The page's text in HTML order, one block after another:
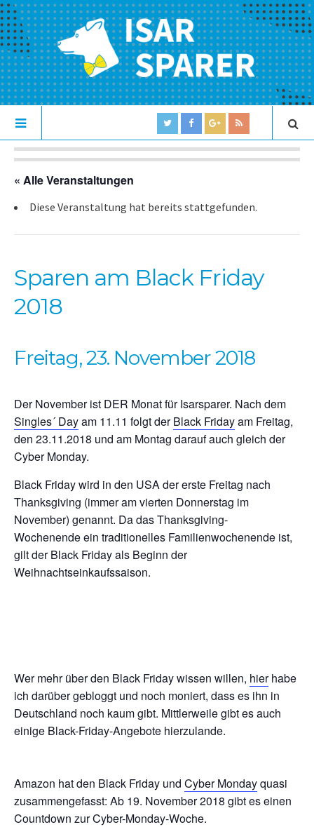
« Alle Veranstaltungen
Diese Veranstaltung hat bereits stattgefunden.
Sparen am Black Friday
2018
Freitag, 23. November 2018
Der November ist DER Monat für Isarsparer. Nach dem
Singles´ Dayam 11.11 folgt derBlack Fridayam Freitag,
den 23.11.2018 und am Montag darauf auch gleich der
Cyber Monday.
Black Friday wird in den USA der erste Freitag nach
Thanksgiving (immer am vierten Donnerstag im
November) genannt. Da das Thanksgiving-
Wochenende ein traditionelles Familienwochenende ist,
gilt der Black Friday als Beginn der
Weihnachtseinkaufssaison.
Wer mehr über den Black Friday wissen willen, hierhabe
ich darüber gebloggt und noch moniert, dass es ihn in
Deutschland noch kaum gibt. Mittlerweile gibt es auch
einige Black-Friday-Angebote hierzulande.
Amazon hat den Black Friday und Cyber Mondayquasi
zusammengefasst: Ab 19. November 2018 gibt es einen
Countdown zur Cyber-Monday-Woche.